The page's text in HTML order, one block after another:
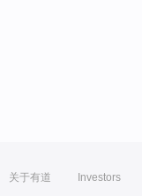
关于有道 Investors